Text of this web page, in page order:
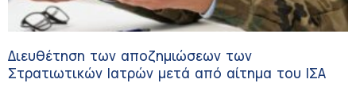
Διευθέτηση των αποζημιώσεων των
Στρατιωτικών Ιατρών μετά από αίτημα του ΙΣΑ